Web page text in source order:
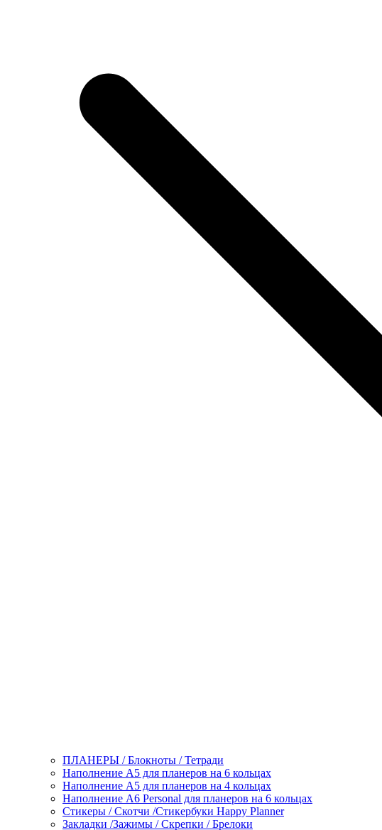
ПЛАНЕРЫ / Блокноты / Тетради
Наполнение А5 для планеров на 6 кольцах
Наполнение А5 для планеров на 4 кольцах
Наполнение А6 Personal для планеров на 6 кольцах
Стикеры / Скотчи /Стикербуки Happy Planner
Закладки /Зажимы / Скрепки / Брелоки